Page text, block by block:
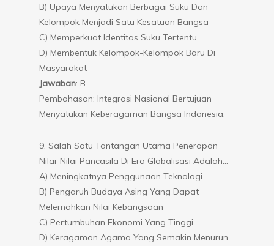
B) Upaya Menyatukan Berbagai Suku Dan
Kelompok Menjadi Satu Kesatuan Bangsa
C) Memperkuat Identitas Suku Tertentu
D) Membentuk Kelompok-Kelompok Baru Di
Masyarakat
Jawaban: B
Pembahasan: Integrasi Nasional Bertujuan
Menyatukan Keberagaman Bangsa Indonesia.
9. Salah Satu Tantangan Utama Penerapan
Nilai-Nilai Pancasila Di Era Globalisasi Adalah…
A) Meningkatnya Penggunaan Teknologi
B) Pengaruh Budaya Asing Yang Dapat
Melemahkan Nilai Kebangsaan
C) Pertumbuhan Ekonomi Yang Tinggi
D) Keragaman Agama Yang Semakin Menurun